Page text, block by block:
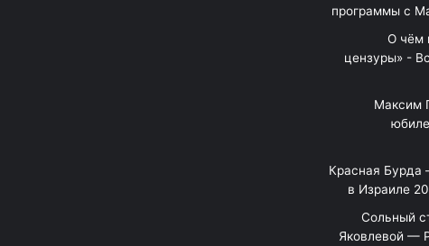
программы с
«О
цензуры» -
Максим
Красная Бурда
в Израиле
"Сольный
Яковлевой —